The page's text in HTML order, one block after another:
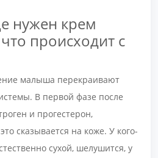
нужен крем
происходит с
малыша перекраивают
В первой фазе после
и прогестерон,
сказывается на коже. У кого-
сухой, шелушится, у